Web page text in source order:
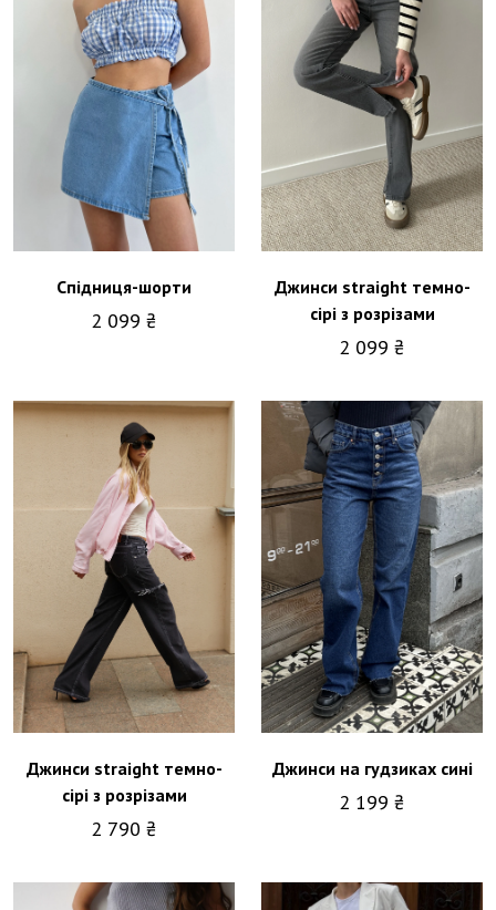
Спідниця-шорти
2 099 ₴
Джинси straight темно-
сірі з розрізами
2 099 ₴
Джинси straight темно-
сірі з розрізами
2 790 ₴
Джинси на гудзиках сині
2 199 ₴